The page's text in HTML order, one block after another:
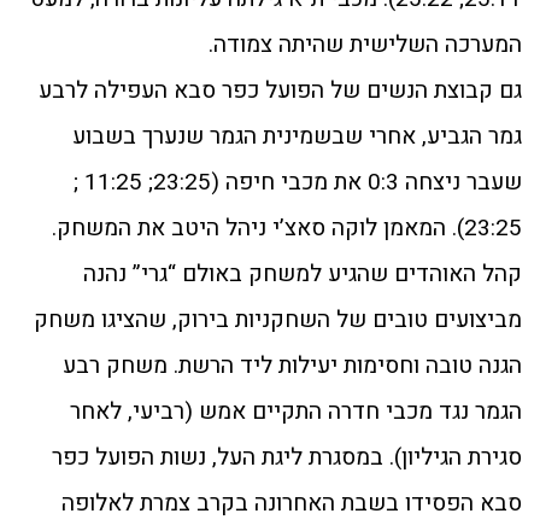
המערכה השלישית שהיתה צמודה.
גם קבוצת הנשים של הפועל כפר סבא העפילה לרבע
גמר הגביע, אחרי שבשמינית הגמר שנערך בשבוע
שעבר ניצחה 0:3 את מכבי חיפה (23:25; 11:25 ;
23:25). המאמן לוקה סאצ’י ניהל היטב את המשחק.
קהל האוהדים שהגיע למשחק באולם “גרי” נהנה
מביצועים טובים של השחקניות בירוק, שהציגו משחק
הגנה טובה וחסימות יעילות ליד הרשת. משחק רבע
הגמר נגד מכבי חדרה התקיים אמש (רביעי, לאחר
סגירת הגיליון). במסגרת ליגת העל, נשות הפועל כפר
סבא הפסידו בשבת האחרונה בקרב צמרת לאלופה